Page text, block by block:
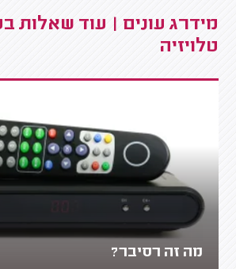
מידרג עונים | עוד שאלות
טלויזיה
מה זה רסיבר?